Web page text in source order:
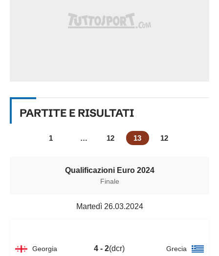
PARTITE E RISULTATI
1 … 12 13 12
Qualificazioni Euro 2024
Finale
Martedì 26.03.2024
Georgia 4 - 2(dcr) Grecia